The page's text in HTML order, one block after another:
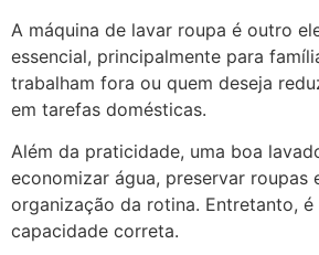
A máquina de lavar roupa é outro
essencial, principalmente para
trabalham fora ou quem deseja
em tarefas domésticas.
Além da praticidade, uma boa
economizar água, preservar roupas
organização da rotina. Entretanto,
capacidade correta.